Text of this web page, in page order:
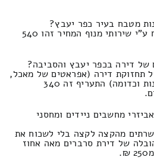
מטבח בעיר כפר יעבץ?
בחירה של העברה של מטבח ע"י שירותי מנוף המחיר זהו 540
של דירה בכפר יעבץ והסביבה?
תחזוקת דירה (אפראטים של מאכל,
אמצעים של הכנת מזון צנצנות וכדומה) התעריף זה 340
מחשבים ניידים ומחסני
מהקצה לקצה בלי לשכוח את
של דירת סרברים מאה אחוז